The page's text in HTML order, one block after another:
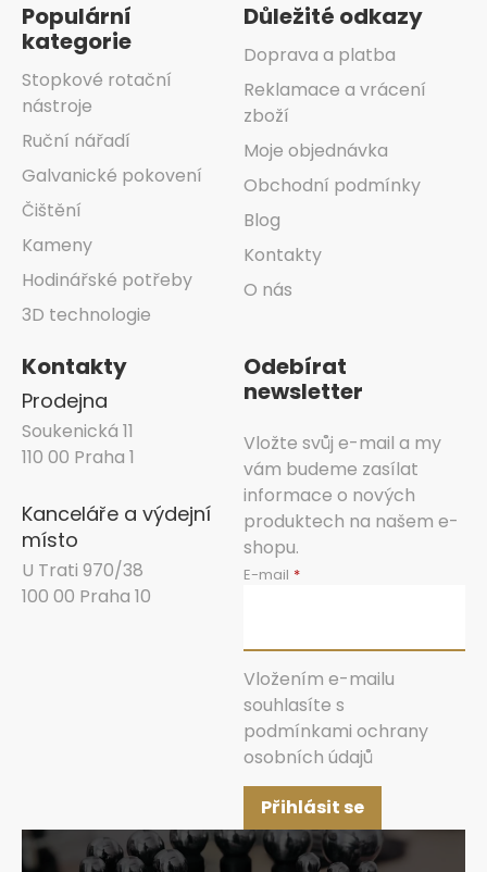
Populární
kategorie
Stopkové rotační
nástroje
Ruční nářadí
Galvanické pokovení
Čištění
Kameny
Hodinářské potřeby
3D technologie
Důležité odkazy
Doprava a platba
Reklamace a vrácení
zboží
Moje objednávka
Obchodní podmínky
Blog
Kontakty
O nás
Kontakty
Prodejna
Soukenická 11
110 00 Praha 1
Kanceláře a výdejní
místo
U Trati 970/38
100 00 Praha 10
Odebírat
newsletter
Vložte svůj e-mail a my
vám budeme zasílat
informace o nových
produktech na našem e-
shopu.
E-mail
Vložením e-mailu
souhlasíte s
podmínkami ochrany
osobních údajů
Přihlásit se